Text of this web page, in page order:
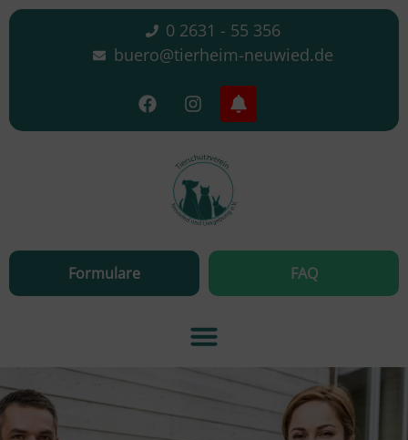
0 2631 - 55 356
buero@tierheim-neuwied.de
Formulare FAQ